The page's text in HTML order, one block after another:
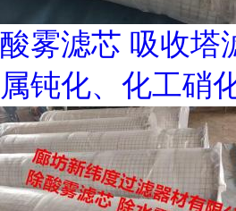
酸雾滤芯 吸收塔
属钝化、化工硝